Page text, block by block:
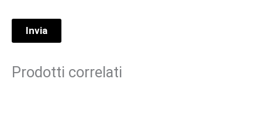
Prodotti correlati